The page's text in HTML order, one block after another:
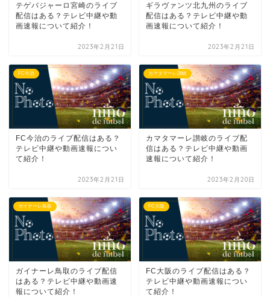
テゲバジャーロ宮崎のライブ
配信はある？テレビ中継や動
画速報について紹介！
2023年2月21日
ギラヴァンツ北九州のライブ
配信はある？テレビ中継や動
画速報について紹介！
2023年2月21日
FC今治
FC今治のライブ配信はある？
テレビ中継や動画速報につい
て紹介！
2023年2月21日
カマタマーレ讃岐
カマタマーレ讃岐のライブ配
信はある？テレビ中継や動画
速報について紹介！
2023年2月20日
ガイナーレ鳥取
ガイナーレ鳥取のライブ配信
はある？テレビ中継や動画速
報について紹介！
FC大阪
FC大阪のライブ配信はある？
テレビ中継や動画速報につい
て紹介！